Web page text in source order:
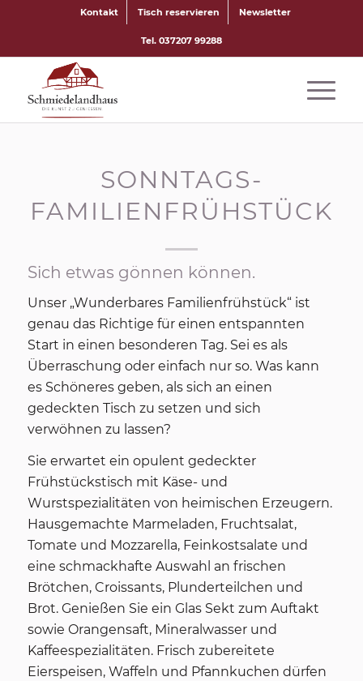
Kontakt Tisch reservieren Newsletter
Tel. 037207 99288
SONNTAGS-
FAMILIENFRÜHSTÜCK
Sich etwas gönnen können.
Unser „Wunderbares Familienfrühstück“ ist
genau das Richtige für einen entspannten
Start in einen besonderen Tag. Sei es als
Überraschung oder einfach nur so. Was kann
es Schöneres geben, als sich an einen
gedeckten Tisch zu setzen und sich
verwöhnen zu lassen?
Sie erwartet ein opulent gedeckter
Frühstückstisch mit Käse- und
Wurstspezialitäten von heimischen Erzeugern.
Hausgemachte Marmeladen, Fruchtsalat,
Tomate und Mozzarella, Feinkostsalate und
eine schmackhafte Auswahl an frischen
Brötchen, Croissants, Plunderteilchen und
Brot. Genießen Sie ein Glas Sekt zum Auftakt
sowie Orangensaft, Mineralwasser und
Kaffeespezialitäten. Frisch zubereitete
Eierspeisen, Waffeln und Pfannkuchen dürfen